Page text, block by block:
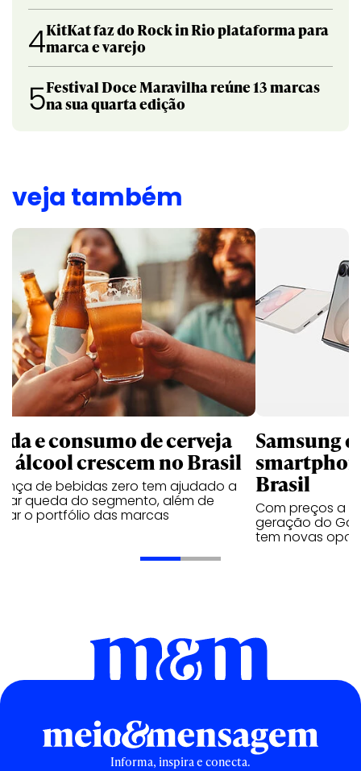
4KitKat faz do Rock in Rio plataforma para
marca e varejo
5Festival Doce Maravilha reúne 13 marcas
na sua quarta edição
veja também
e consumo de cerveja
álcool crescem no Brasil
de bebidas zero tem ajudado a
queda do segmento, além de
o portfólio das marcas
Samsung
Brasil
Com preços a
geração do
tem novas
Informa, inspira e conecta.